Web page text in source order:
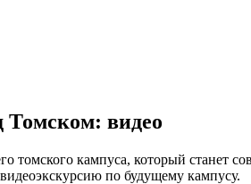
Томском: видео
кампуса, который станет
по будущему кампусу.